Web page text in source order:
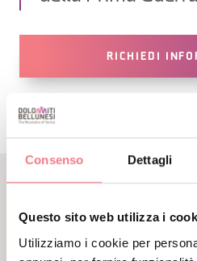
Consenso Dettagli
Questo sito web utilizza i
Utilizziamo i cookie per
RICHIEDI
POTREBBE